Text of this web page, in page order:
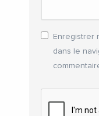
Enregistrer
dans le